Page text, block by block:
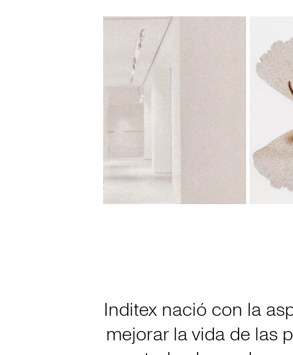
Inditex nació con la
mejorar la vida de las